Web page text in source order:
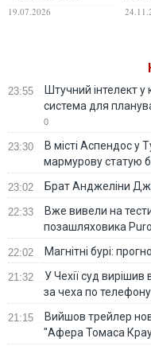
звичайному
19.07.2026
23:55
Штучний інтелект у
система для
0
23:30
В місті Аспендос у
мармурову статую
23:02 Брат Анджеліни
22:33
Вже вивели на
позашляховика
22:02 Магнітні бурі:
21:32
У Чехії суд
за чеха по телефону
21:15
Вийшов трейлер
"Афера Томаса